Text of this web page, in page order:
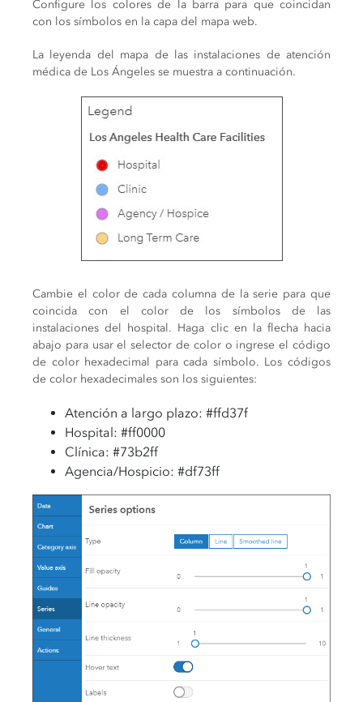
Configure los colores de la barra para que coincidan
con los símbolos en la capa del mapa web.
La leyenda del mapa de las instalaciones de atención
médica de Los Ángeles se muestra a continuación.
Cambie el color de cada columna de la serie para que
coincida con el color de los símbolos de las
instalaciones del hospital. Haga clic en la flecha hacia
abajo para usar el selector de color o ingrese el código
de color hexadecimal para cada símbolo. Los códigos
de color hexadecimales son los siguientes:
Atención a largo plazo: #ffd37f
Hospital: #ff0000
Clínica: #73b2ff
Agencia/Hospicio: #df73ff